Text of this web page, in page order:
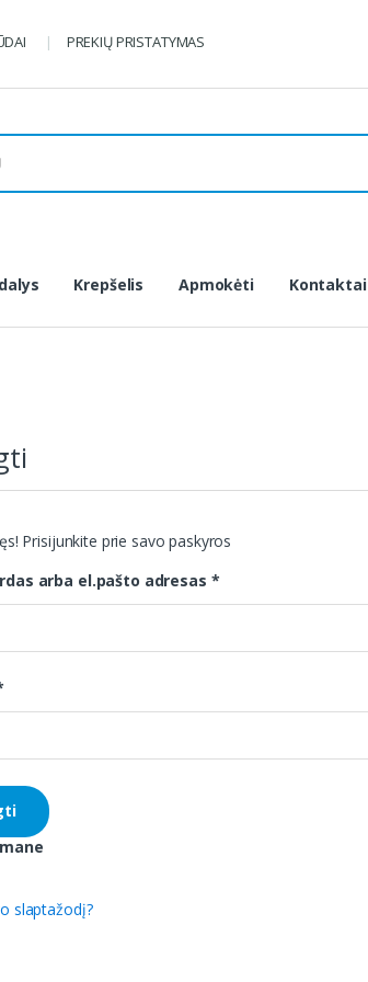
PREKIŲ PRISTATYMAS
Krepšelis Apmokėti Kontaktai
Prisijunkite prie savo paskyros
arba el.pašto adresas *
slaptažodį?